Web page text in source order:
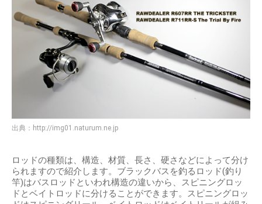
出典： http://img01.naturum.ne.jp
ロッドの種類は、構造、材質、長さ、硬さなどによって分け
られますので紹介します。ブラックバスを釣るロッド(釣り
竿)はバスロッドといわれ構造の違いから、スピニングロッ
ドとベイトロッドに分けることができます。スピニングロッ